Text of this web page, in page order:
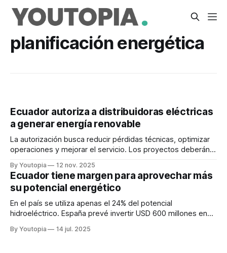
planificación energética
Ecuador autoriza a distribuidoras eléctricas
a generar energía renovable
La autorización busca reducir pérdidas técnicas, optimizar
operaciones y mejorar el servicio. Los proyectos deberán
By Youtopia 12 nov. 2025
Ecuador tiene margen para aprovechar más
su potencial energético
En el país se utiliza apenas el 24% del potencial
hidroeléctrico. España prevé invertir USD 600 millones en
By Youtopia 14 jul. 2025